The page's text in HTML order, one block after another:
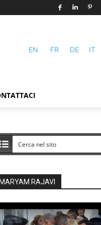
EN FR DE IT
RAJAVI